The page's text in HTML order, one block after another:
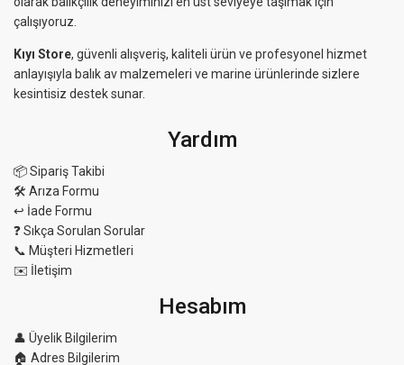
çalışıyoruz.
Kıyı Store, güvenli alışveriş, kaliteli ürün ve profesyonel hizmet
anlayışıyla balık av malzemeleri ve marine ürünlerinde sizlere
kesintisiz destek sunar.
Yardım
📦 Sipariş Takibi
🛠 Arıza Formu
↩️ İade Formu
❓ Sıkça Sorulan Sorular
📞 Müşteri Hizmetleri
✉️ İletişim
Hesabım
👤 Üyelik Bilgilerim
🏠 Adres Bilgilerim